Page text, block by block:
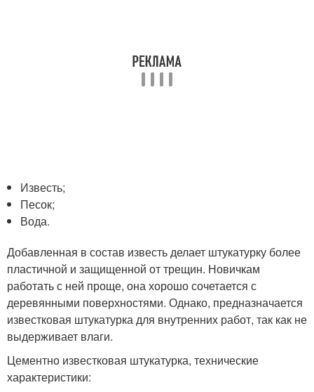
Известь;
Песок;
Вода.
Добавленная в состав известь делает штукатурку более
пластичной и защищенной от трещин. Новичкам
работать с ней проще, она хорошо сочетается с
деревянными поверхностями. Однако, предназначается
известковая штукатурка для внутренних работ, так как не
выдерживает влаги.
Цементно известковая штукатурка, технические
характеристики: